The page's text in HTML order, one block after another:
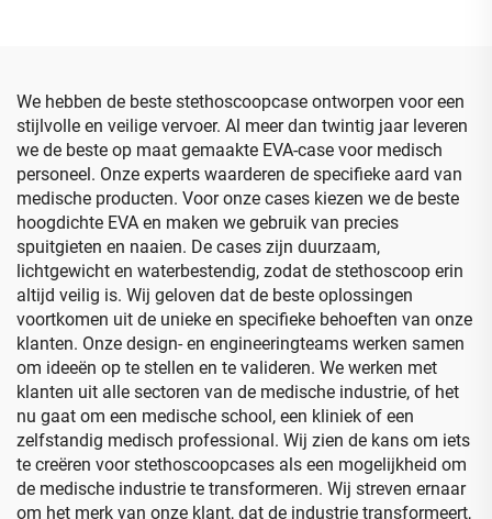
We hebben de beste stethoscoopcase ontworpen voor een
stijlvolle en veilige vervoer. Al meer dan twintig jaar leveren
we de beste op maat gemaakte EVA-case voor medisch
personeel. Onze experts waarderen de specifieke aard van
medische producten. Voor onze cases kiezen we de beste
hoogdichte EVA en maken we gebruik van precies
spuitgieten en naaien. De cases zijn duurzaam,
lichtgewicht en waterbestendig, zodat de stethoscoop erin
altijd veilig is. Wij geloven dat de beste oplossingen
voortkomen uit de unieke en specifieke behoeften van onze
klanten. Onze design- en engineeringteams werken samen
om ideeën op te stellen en te valideren. We werken met
klanten uit alle sectoren van de medische industrie, of het
nu gaat om een medische school, een kliniek of een
zelfstandig medisch professional. Wij zien de kans om iets
te creëren voor stethoscoopcases als een mogelijkheid om
de medische industrie te transformeren. Wij streven ernaar
om het merk van onze klant, dat de industrie transformeert,